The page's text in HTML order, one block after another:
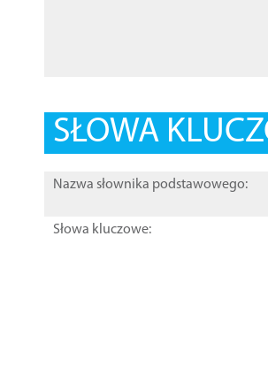
SŁOWA
Nazwa słownika podstawowego:
Słowa kluczowe: